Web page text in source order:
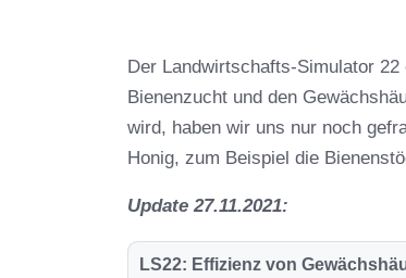
Der Landwirtschafts-Simulator
Bienenzucht und den
wird, haben wir uns nur noch
Honig, zum Beispiel die
Update 27.11.2021:
LS22: Effizienz von